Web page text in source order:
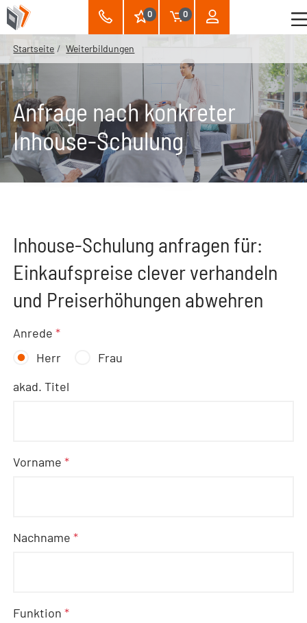
0 0
Startseite Weiterbildungen
Anfrage nach konkreter
Inhouse-Schulung
Inhouse-Schulung anfragen für:
Einkaufspreise clever verhandeln
und Preiserhöhungen abwehren
Anrede*
Herr
Frau
akad. Titel
Vorname*
Nachname*
Funktion*